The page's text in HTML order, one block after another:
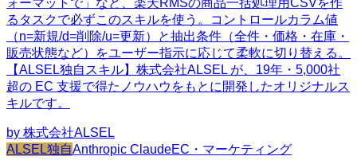
ォーマットで」など、楽天RMSの商品一括処理用CSVを作
るタスクで必ずこのスキルを使う。コントロールカラム値
（n=新規/d=削除/u=更新）と抽出条件（全件・価格・在庫・
販売状態など）をユーザー指示に応じて柔軟に切り替える。
【ALSEL独自スキル】株式会社ALSEL が、19年・5,000社
超の EC 支援で得たノウハウをもとに開発したオリジナルス
キルです。
by 株式会社ALSEL
ALSEL独自Anthropic ClaudeEC・マーケティング